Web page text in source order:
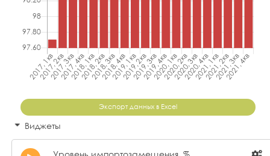
Экспорт данных в Excel
Виджеты